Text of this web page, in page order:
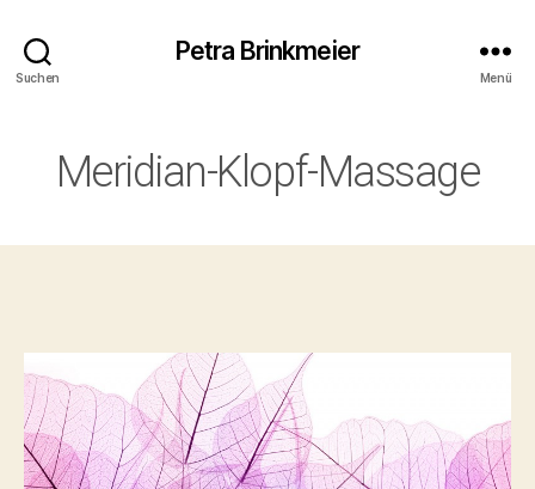
Suchen
Petra Brinkmeier
Menü
Meridian-Klopf-Massage